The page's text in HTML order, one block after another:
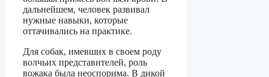
дальнейшем, человек развивал
нужные навыки, которые
оттачивались на практике.
Для собак, имевших в своем роду
волчьих представителей, роль
вожака была неоспорима. В дикой